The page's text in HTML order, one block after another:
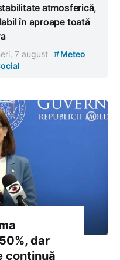
atmosferică,
în aproape toată
7 august #Meteo
dar
continuă